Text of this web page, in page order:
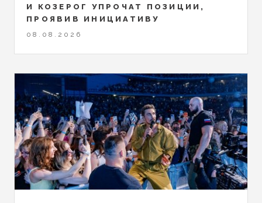
И КОЗЕРОГ УПРОЧАТ ПОЗИЦИИ,
ПРОЯВИВ ИНИЦИАТИВУ
08.08.2026